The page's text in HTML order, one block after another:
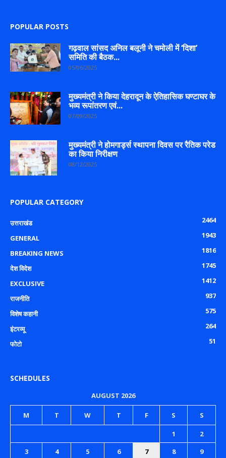
POPULAR POSTS
गढ़वाल सांसद अनिल बलूनी ने चमोली में ‘दिशा’
समिति की बैठक...
05/06/2025
मुख्यमंत्री ने किया देहरादून के ऐतिहासिक घण्टाघर के
भव्य रूपांतरण एवं...
07/09/2025
मुख्यमंत्री ने होमगार्ड्स स्थापना दिवस पर रैतिक परेड
का किया निरीक्षण
08/12/2025
POPULAR CATEGORY
उत्तराखंड
2464
GENERAL
1943
BREAKING NEWS
1816
देश विदेश
1745
EXCLUSIVE
1412
राजनीति
937
विशेष कहानी
575
इंटरव्यू
264
फोटो
51
SCHEDULES
AUGUST 2026
M T W T F S S
1
2
3
4 5 6 7 8
9